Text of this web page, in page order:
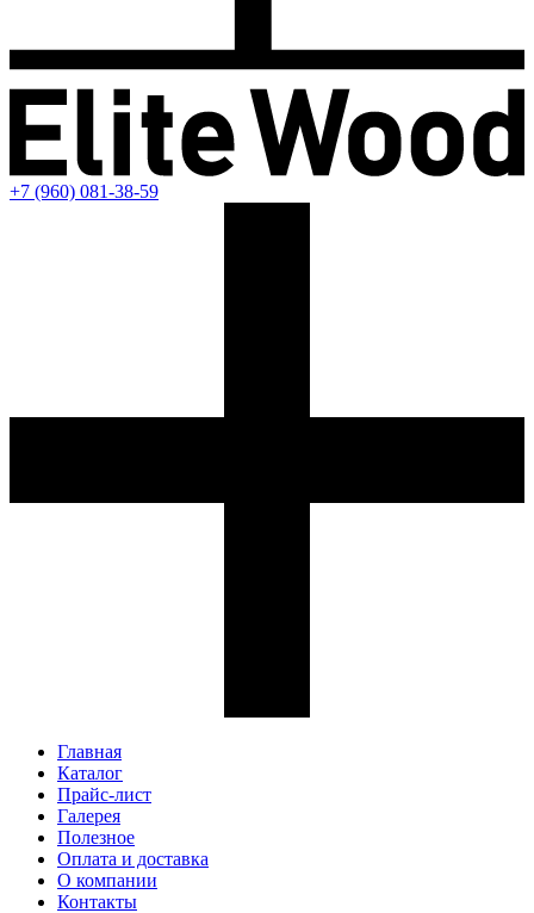
+7 (960) 081-38-59
Главная
Каталог
Прайс-лист
Галерея
Полезное
Оплата и доставка
О компании
Контакты